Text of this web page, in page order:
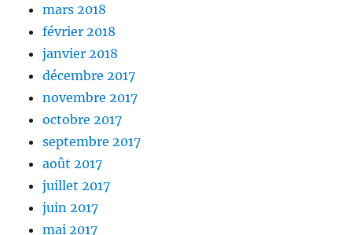
mars 2018
février 2018
janvier 2018
décembre 2017
novembre 2017
octobre 2017
septembre 2017
août 2017
juillet 2017
juin 2017
mai 2017